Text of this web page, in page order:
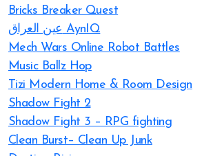
Bricks Breaker Quest
عين العراق AynIQ
Mech Wars Online Robot Battles
Music Ballz Hop
Tizi Modern Home & Room Design
Shadow Fight 2
Shadow Fight 3 – RPG fighting
Clean Burst– Clean Up Junk